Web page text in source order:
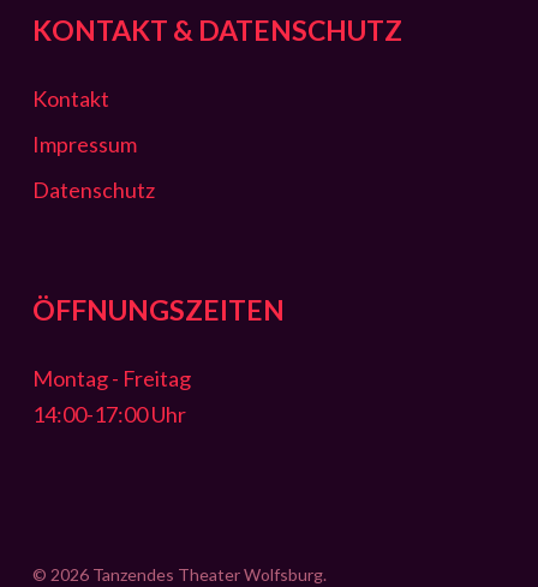
KONTAKT & DATENSCHUTZ
Kontakt
Impressum
Datenschutz
ÖFFNUNGSZEITEN
Montag - Freitag
14:00-17:00 Uhr
© 2026 Tanzendes Theater Wolfsburg.